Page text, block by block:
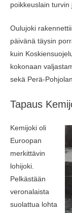
poikkeuslain turvin
Oulujoki
päivänä täysin
kuin
kokonaan
sekä Perä-
Tapaus
Kemijoki oli
Euroopan
merkittävin
lohijoki.
Pelkästään
veronalaista
suolattua lohta